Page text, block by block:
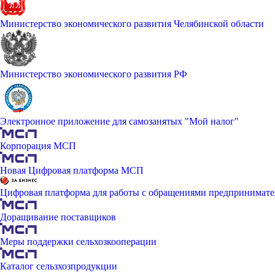
Министерство экономического развития Челябинской области
Министерство экономического развития РФ
Электронное приложение для самозанятых "Мой налог"
Корпорация МСП
Новая Цифровая платформа МСП
Цифровая платформа для работы с обращениями
Доращивание поставщиков
Меры поддержки сельхозкооперации
Каталог сельзхозпродукции